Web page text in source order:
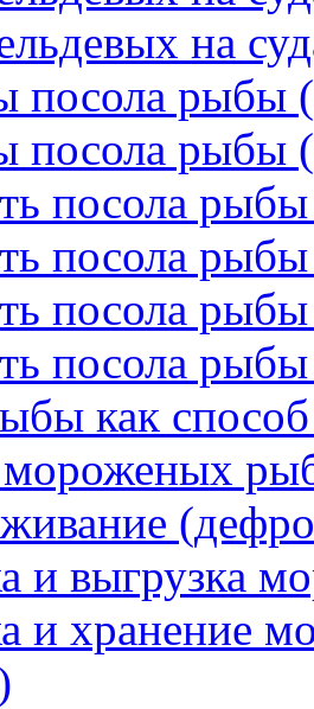
на
посола рыбы
посола рыбы
посола рыбы
посола рыбы
посола рыбы
посола рыбы
как
и выгрузка
и хранение